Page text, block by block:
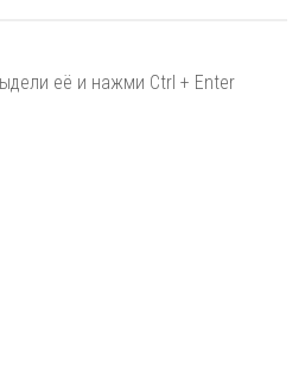
её и нажми Ctrl + Enter